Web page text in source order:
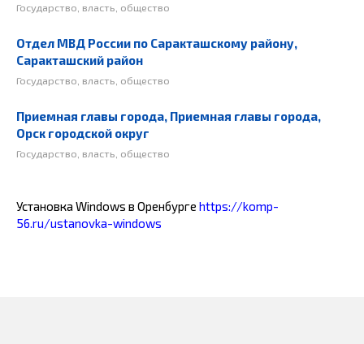
Государство, власть, общество
Отдел МВД России по Саракташскому району,
Саракташский район
Государство, власть, общество
Приемная главы города, Приемная главы города,
Орск городской округ
Государство, власть, общество
Установка Windows в Оренбурге https://komp-
56.ru/ustanovka-windows